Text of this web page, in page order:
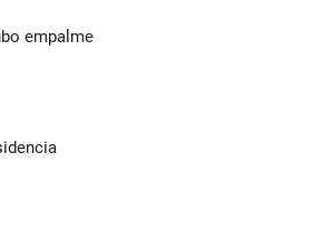
empalme